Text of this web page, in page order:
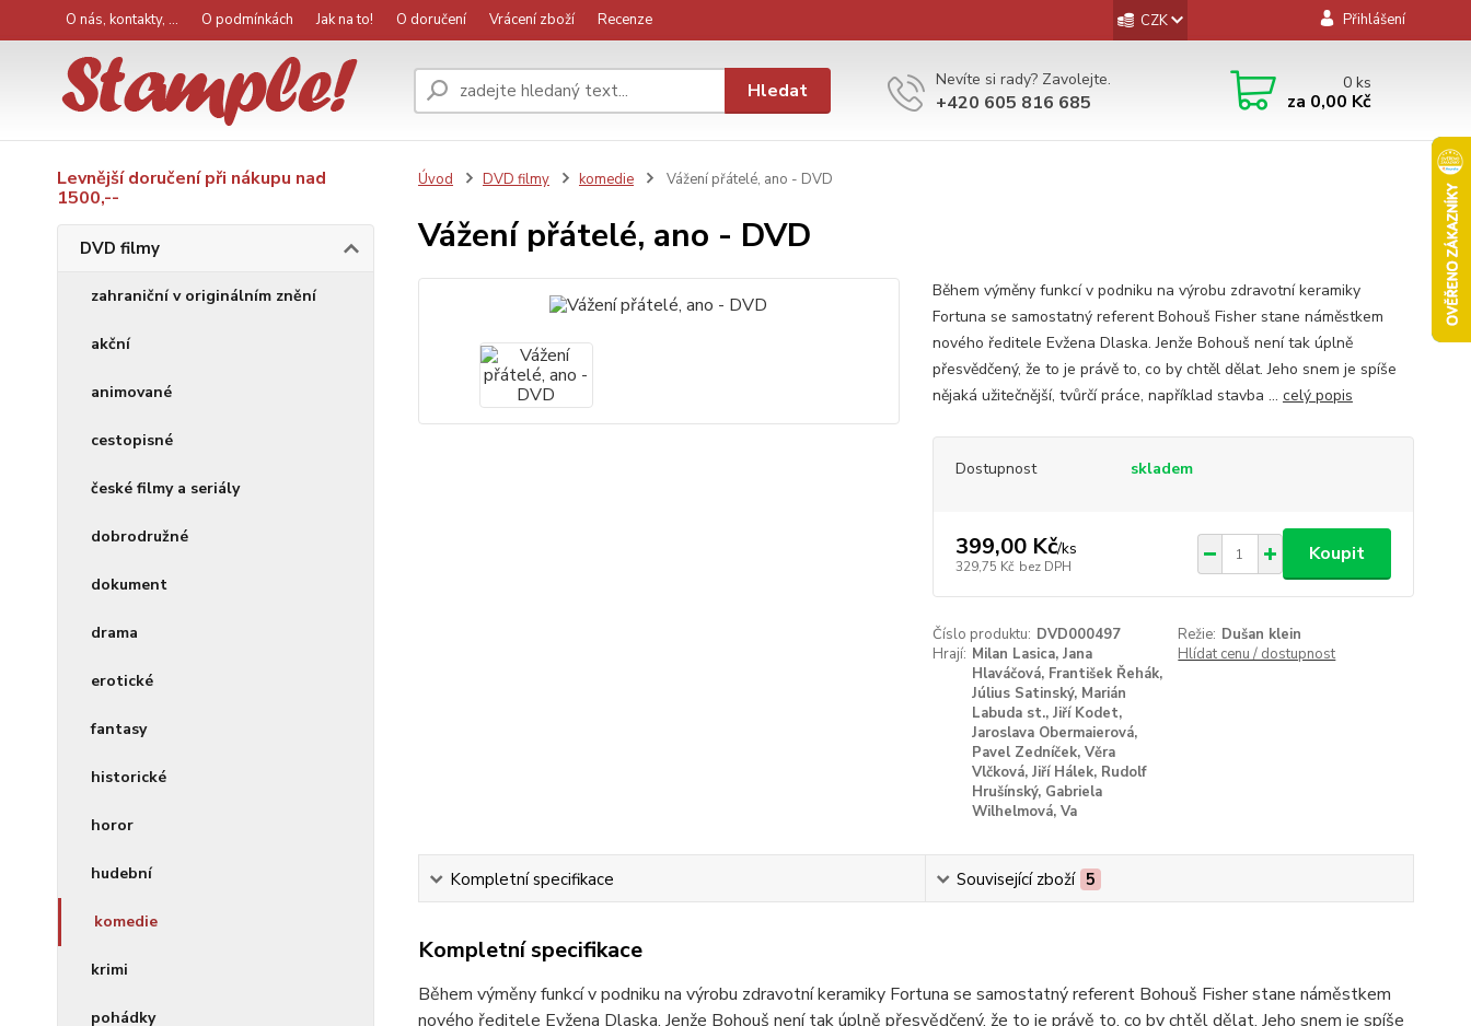
O nás, kontakty, ... O podmínkách Jak na to! O doručení Vrácení zboží Recenze CZK Přihlášení
Hledat Nevíte si rady? Zavolejte.
+420 605 816 685
0ks
za 0,00 Kč
Levnější doručení při nákupu nad
1500,--
DVD filmy
zahraniční v originálním znění
akční
animované
cestopisné
české filmy a seriály
dobrodružné
dokument
drama
erotické
fantasy
historické
horor
hudební
komedie
krimi
pohádky
Úvod DVD filmy komedie Vážení přátelé, ano - DVD
Vážení přátelé, ano - DVD
Během výměny funkcí v podniku na výrobu zdravotní keramiky
Fortuna se samostatný referent Bohouš Fisher stane náměstkem
nového ředitele Evžena Dlaska. Jenže Bohouš není tak úplně
přesvědčený, že to je právě to, co by chtěl dělat. Jeho snem je spíše
nějaká užitečnější, tvůrčí práce, například stavba ... celý popis
Dostupnost skladem
399,00 Kč/ks
329,75 Kč bez DPH
Koupit
Číslo produktu: DVD000497 Režie: Dušan klein
Hrají: Milan Lasica, Jana
Hlaváčová, František Řehák,
Július Satinský, Marián
Labuda st., Jiří Kodet,
Jaroslava Obermaierová,
Pavel Zedníček, Věra
Vlčková, Jiří Hálek, Rudolf
Hrušínský, Gabriela
Wilhelmová, Va
Hlídat cenu / dostupnost
Kompletní specifikace Související zboží 5
Kompletní specifikace
Během výměny funkcí v podniku na výrobu zdravotní keramiky Fortuna se samostatný referent Bohouš Fisher stane náměstkem
nového ředitele Evžena Dlaska. Jenže Bohouš není tak úplně přesvědčený, že to je právě to, co by chtěl dělat. Jeho snem je spíše